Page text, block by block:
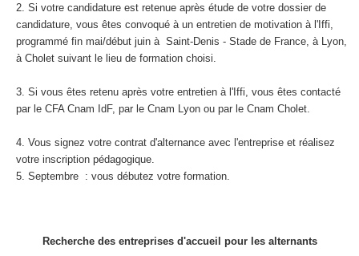
Si votre candidature est retenue après étude de votre dossier de
candidature, vous êtes convoqué à un entretien de motivation à l'Iffi,
programmé fin mai/début juin à Saint-Denis - Stade de France, à Lyon,
à Cholet suivant le lieu de formation choisi.
Si vous êtes retenu après votre entretien à l'Iffi, vous êtes contacté
par le CFA Cnam IdF, par le Cnam Lyon ou par le Cnam Cholet.
Vous signez votre contrat d'alternance avec l'entreprise et réalisez
votre inscription pédagogique.
Septembre : vous débutez votre formation.
Recherche des entreprises d'accueil pour les alternants